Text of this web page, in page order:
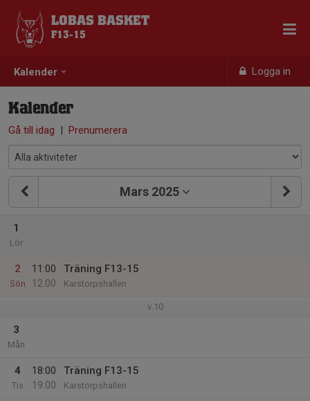
Kalender Logga in
LOBAS BASKET
F13-15
Kalender
Gå till idag | Prenumerera
Mars 2025
1
Lör
2
Sön
11:00
12:00
Träning F13-15
Karstorpshallen
v.10
3
Mån
4
Tis
18:00
19:00
Träning F13-15
Karstorpshallen